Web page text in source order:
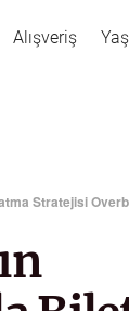
Alışveriş
Stratejisi